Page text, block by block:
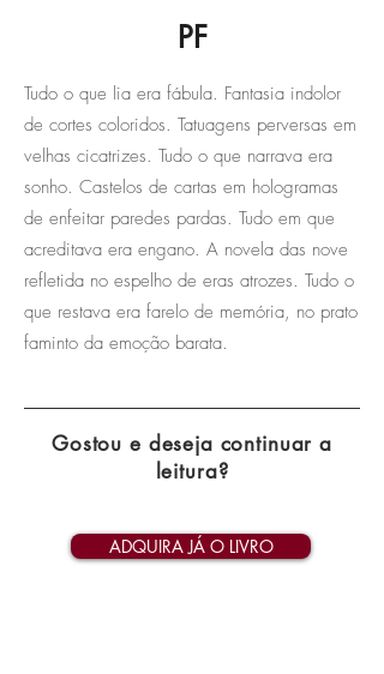
PF
Tudo o que lia era fábula. Fantasia indolor
de cortes coloridos. Tatuagens perversas em
velhas cicatrizes. Tudo o que narrava era
sonho. Castelos de cartas em hologramas
de enfeitar paredes pardas. Tudo em que
acreditava era engano. A novela das nove
refletida no espelho de eras atrozes. Tudo o
que restava era farelo de memória, no prato
faminto da emoção barata.
Gostou e deseja continuar a
leitura?
ADQUIRA JÁ O LIVRO